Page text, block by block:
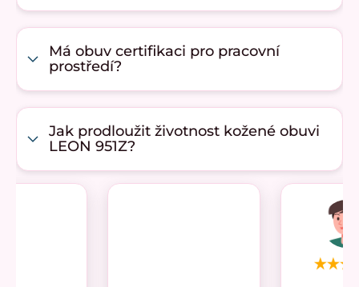
Má obuv certifikaci pro pracovní
prostředí?
Jak prodloužit životnost kožené obuvi
LEON 951Z?